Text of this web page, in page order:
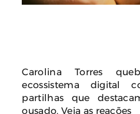
Carolina Torres
ecossistema digital
partilhas que
ousado. Veja as reações